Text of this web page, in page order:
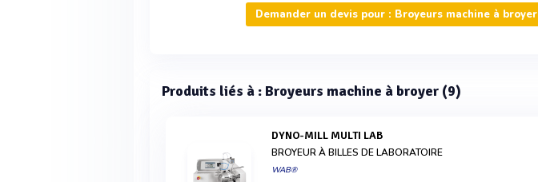
Demander un devis pour : Broyeurs machine à broyer
Produits liés à : Broyeurs machine à broyer (9)
DYNO-MILL MULTI LAB
BROYEUR À BILLES DE LABORATOIRE
WAB®